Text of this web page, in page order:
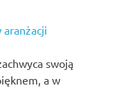
swoją
a w